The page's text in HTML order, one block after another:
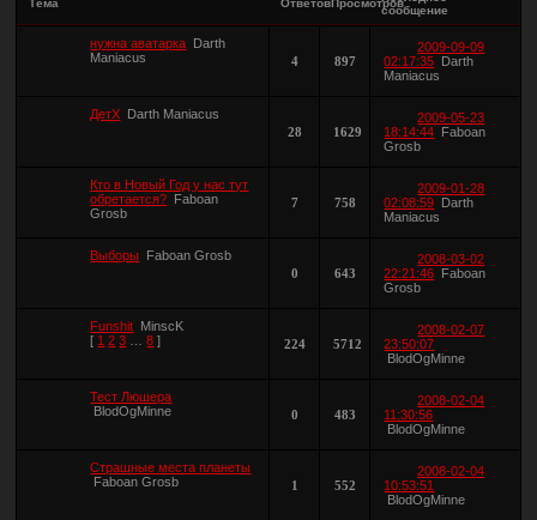
Тема ОтветовПросмотров
сообщение
нужна аватарка Darth
Maniacus
4 897
2009-09-09
02:17:35 Darth
Maniacus
ДетХ Darth Maniacus
28
1629
2009-05-23
18:14:44 Faboan
Grosb
Кто в Новый Год у нас тут
обретается? Faboan
Grosb
7 758
2009-01-28
02:08:59 Darth
Maniacus
Выборы Faboan Grosb
0
643
2008-03-02
22:21:46 Faboan
Grosb
Funshit MinscK
[ 1 2 3 8 ] 224 5712
2008-02-07
23:50:07
BlodOgMinne
Тест Люшера
BlodOgMinne
0 483
2008-02-04
11:30:56
BlodOgMinne
Страшные места планеты
Faboan Grosb
1 552
2008-02-04
10:53:51
BlodOgMinne